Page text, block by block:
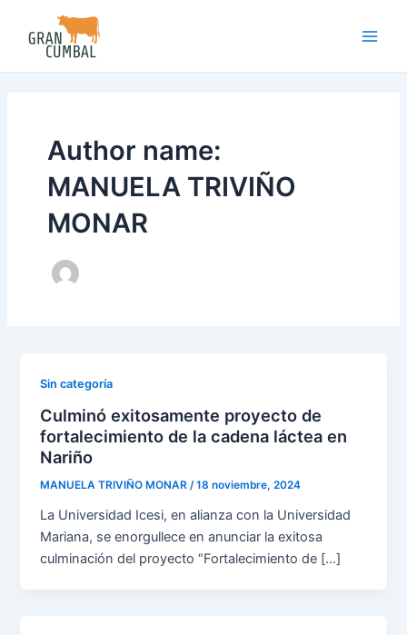
content
Author name:
MANUELA TRIVIÑO
MONAR
Sin categoría
Culminó exitosamente proyecto de
fortalecimiento de la cadena láctea en
Nariño
MANUELA TRIVIÑO MONAR/18 noviembre, 2024
La Universidad Icesi, en alianza con la Universidad
Mariana, se enorgullece en anunciar la exitosa
culminación del proyecto “Fortalecimiento de […]